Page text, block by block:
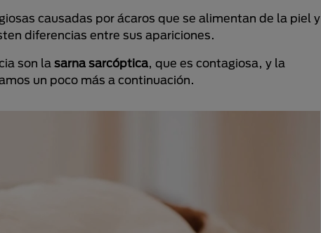
causadas por ácaros que se alimentan de la piel y
diferencias entre sus apariciones.
son la sarna sarcóptica, que es contagiosa, y la
un poco más a continuación.